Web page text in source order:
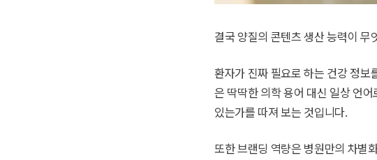
결국 양질의 콘텐츠 생산 능력이 무
환자가 진짜 필요로 하는 건강 정보
은 딱딱한 의학 용어 대신 일상 언
있는가를 따져 보는 것입니다.
또한 브랜딩 역량은 병원만의 차별